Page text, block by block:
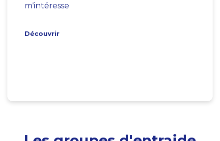
m'intéresse
Découvrir